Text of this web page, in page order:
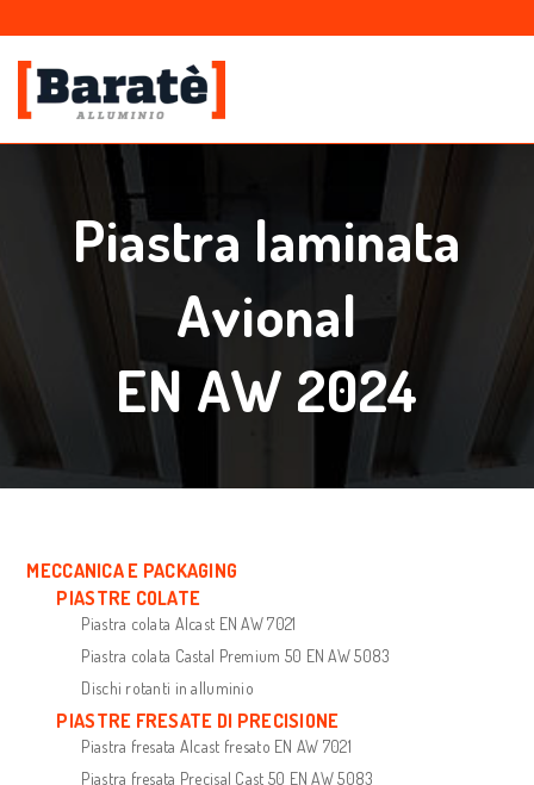
Piastra laminata
Avional
EN AW 2024
MECCANICA E PACKAGING
PIASTRE COLATE
Piastra colata Alcast EN AW 7021
Piastra colata Castal Premium 50 EN AW 5083
Dischi rotanti in alluminio
PIASTRE FRESATE DI PRECISIONE
Piastra fresata Alcast fresato EN AW 7021
Piastra fresata Precisal Cast 50 EN AW 5083